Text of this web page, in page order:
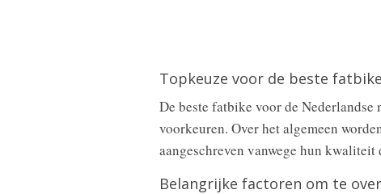
Topkeuze voor de beste fatbike
De beste fatbike voor de
voorkeuren. Over het algemeen
aangeschreven vanwege hun kwaliteit
Belangrijke factoren om te